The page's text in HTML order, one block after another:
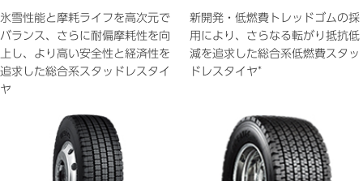
氷雪性能と摩耗ライフを高次元で
バランス、さらに耐偏摩耗性を向
上し、より高い安全性と経済性を
追求した総合系スタッドレスタイ
ヤ
新開発・低燃費トレッドゴムの採
用により、さらなる転がり抵抗低
減を追求した総合系低燃費スタッ
ドレスタイヤ*